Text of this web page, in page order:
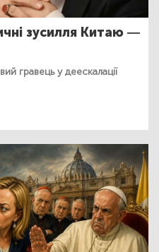
зусилля Китаю —
гравець у деескалації